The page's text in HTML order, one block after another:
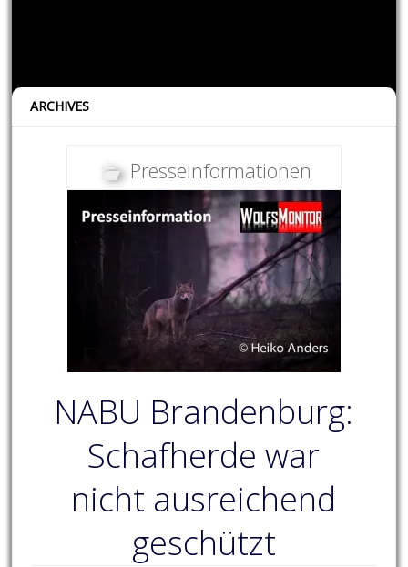
ARCHIVES
Presseinformationen
NABU Brandenburg:
Schafherde war
nicht ausreichend
geschützt